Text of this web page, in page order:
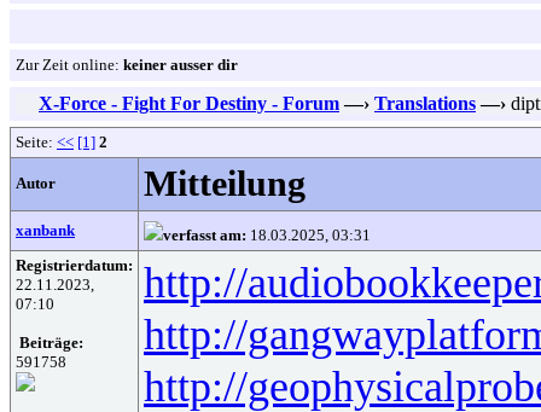
Zur Zeit online: keiner ausser dir
X-Force - Fight For Destiny - Forum —› Translations —›
Seite: << [1] 2
Autor Mitteilung
xanbank verfasst am: 18.03.2025, 03:31
Registrierdatum:
22.11.2023,
07:10
Beiträge:
591758
http://
http://
http://